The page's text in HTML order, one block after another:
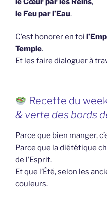
le Feu par l’Eau.
C’est honorer en toi
Temple.
Et les faire dialoguer à
Recette du
& verte des bords
Parce que bien manger,
Parce que la diététique
de l’Esprit.
Et que l’Été, selon les
couleurs.